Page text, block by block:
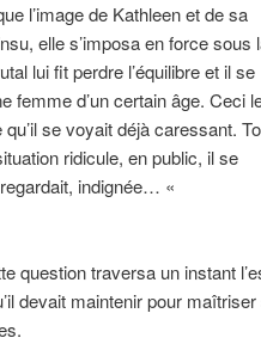
l’image de Kathleen et de sa
elle s’imposa en force sous
lui fit perdre l’équilibre et il se
femme d’un certain âge. Ceci
se voyait déjà caressant.
ridicule, en public, il se
indignée… «
question traversa un instant
devait maintenir pour